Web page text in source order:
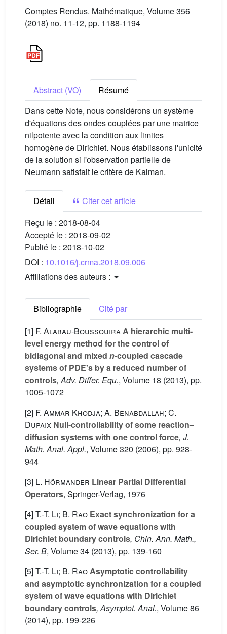
Comptes Rendus. Mathématique, Volume 356
(2018) no. 11-12, pp. 1188-1194
Abstract (VO)
Résumé
Dans cette Note, nous considérons un système
d'équations des ondes couplées par une matrice
nilpotente avec la condition aux limites
homogène de Dirichlet. Nous établissons l'unicité
de la solution si l'observation partielle de
Neumann satisfait le critère de Kalman.
Détail
Citer cet article
Reçu le : 2018-08-04
Accepté le : 2018-09-02
Publié le : 2018-10-02
DOI : 10.1016/j.crma.2018.09.006
Affiliations des auteurs :
Bibliographie
Cité par
[1] F. Alabau-BoussouiraA hierarchic multi-
level energy method for the control of
bidiagonal and mixed n-coupled cascade
systems of PDE's by a reduced number of
controls, Adv. Differ. Equ., Volume 18 (2013), pp.
1005-1072
[2] F. Ammar Khodja; A. Benabdallah; C.
Dupaix Null-controllability of some reaction–
diffusion systems with one control force, J.
Math. Anal. Appl., Volume 320 (2006), pp. 928-
944
[3] L. Hörmander Linear Partial Differential
Operators, Springer-Verlag, 1976
[4]T.-T. Li; B. Rao Exact synchronization for a
coupled system of wave equations with
Dirichlet boundary controls, Chin. Ann. Math.,
Ser. B, Volume 34 (2013), pp. 139-160
[5]T.-T. Li; B. RaoAsymptotic controllability
and asymptotic synchronization for a coupled
system of wave equations with Dirichlet
boundary controls, Asymptot. Anal., Volume 86
(2014), pp. 199-226